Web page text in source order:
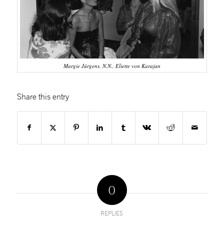
Margie Jürgens, N.N., Eliette von Karajan
Share this entry
0
REPLIES